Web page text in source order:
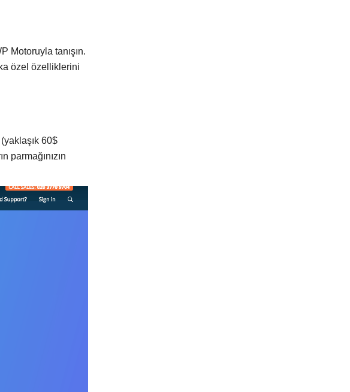
Motoruyla tanışın.
özel özelliklerini
(yaklaşık 60$
parmağınızın